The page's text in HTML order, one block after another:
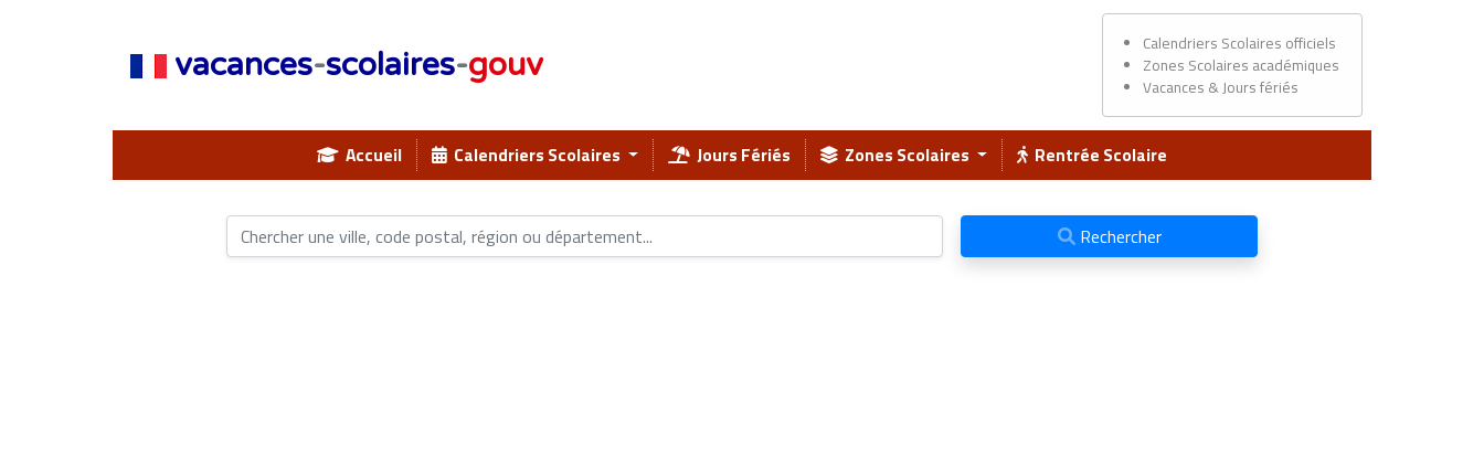
vacances-scolaires-gouv
Calendriers Scolaires officiels
Zones Scolaires académiques
Vacances & Jours fériés
Accueil Calendriers Scolaires Jours Fériés Zones Scolaires Rentrée Scolaire
Rechercher